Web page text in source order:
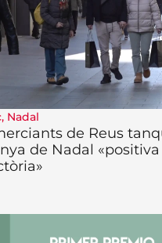
, Nadal
de Reus
de Nadal «positiva